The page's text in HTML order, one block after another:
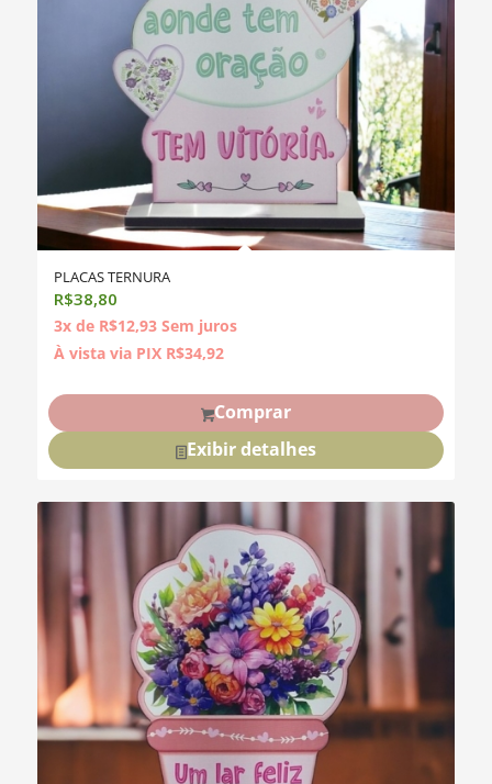
PLACAS TERNURA
R$38,80
3x de R$12,93 Sem juros
À vista via PIX R$34,92
Comprar
Exibir detalhes